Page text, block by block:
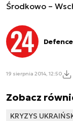
Środkowo –
19 sierpnia 2014, 12:50
Zobacz
KRYZYS